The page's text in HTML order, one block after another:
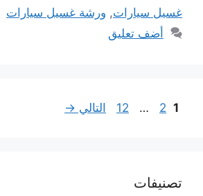
غسيل سيارات, ورشة غسيل سيارات
أضف تعليق
Page
1
Page
2
…
Page
12 التالي →
تصنيفات